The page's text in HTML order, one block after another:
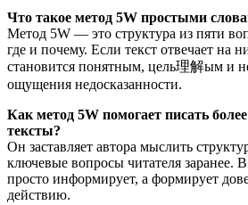
Что такое метод 5W простыми
Метод 5W — это структура из пяти
где и почему. Если текст отвечает на
становится понятным, цель理解ым и
ощущения недосказанности.
Как метод 5W помогает писать
тексты?
Он заставляет автора мыслить
ключевые вопросы читателя заранее. В
просто информирует, а формирует
действию.